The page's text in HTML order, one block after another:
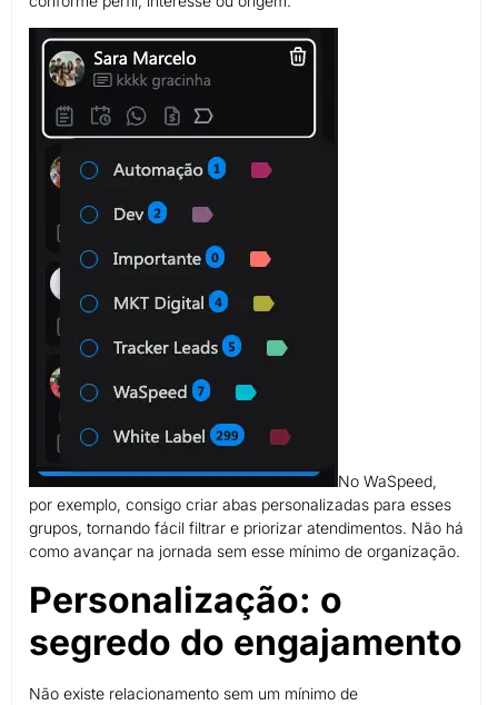
No WaSpeed,
por exemplo, consigo criar abas personalizadas para esses
grupos, tornando fácil filtrar e priorizar atendimentos. Não há
como avançar na jornada sem esse mínimo de organização.
Personalização: o
segredo do engajamento
Não existe relacionamento sem um mínimo de